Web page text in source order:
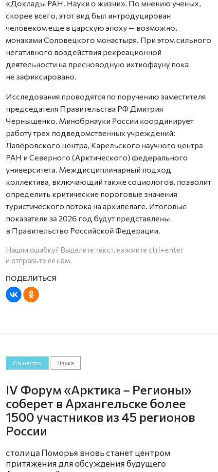
«Доклады РАН. Науки о жизни». По мнению ученых,
скорее всего, этот вид был интродуцирован
человеком еще в царскую эпоху — возможно,
монахами Соловецкого монастыря. При этом сильного
негативного воздействия рекреационной
деятельности на пресноводную ихтиофауну пока
не зафиксировано.
Исследования проводятся по поручению заместителя
председателя Правительства РФ Дмитрия
Чернышенко. Минобрнауки России координирует
работу трех подведомственных учреждений:
Лавёровского центра, Карельского научного центра
РАН и Северного (Арктического) федерального
университета. Междисциплинарный подход
коллектива, включающий также социологов, позволит
определить критические пороговые значения
туристического потока на архипелаге. Итоговые
показатели за 2026 год будут представлены
в Правительство Российской Федерации.
Нашли ошибку? Выделите текст, нажмите ctrl+enter
и отправьте ее нам.
Общество Наука
IV Форум «Арктика – Регионы»
соберет в Архангельске более
1500 участников из 45 регионов
России
столица Поморья вновь станет центром
притяжения для обсуждения будущего